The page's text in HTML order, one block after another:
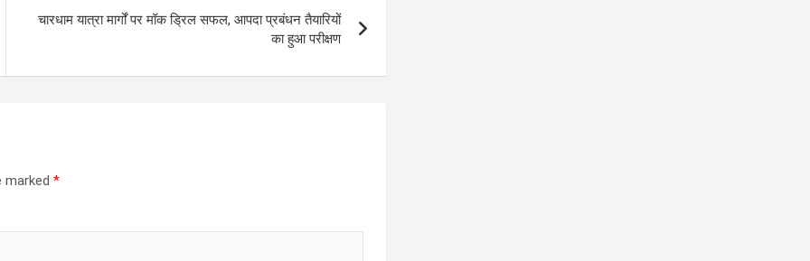
चारधाम यात्रा मार्गों पर मॉक ड्रिल सफल, आपदा प्रबंधन तैयारियों
का हुआ परीक्षण
marked *